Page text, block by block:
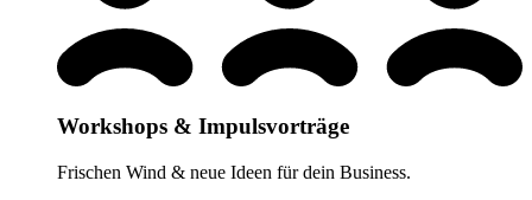
Workshops & Impulsvorträge
Frischen Wind & neue Ideen für dein Business.